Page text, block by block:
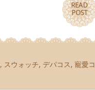
READ
POST
READ
POST
, スウォッチ,デパコス,寵愛コ